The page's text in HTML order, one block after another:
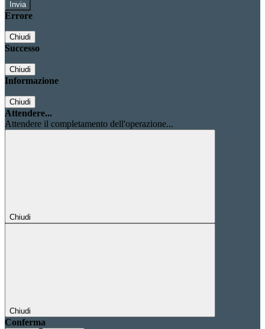
Errore
Chiudi
Successo
Chiudi
Informazione
Chiudi
Attendere...
Attendere il completamento dell'operazione...
Chiudi
Chiudi
Conferma